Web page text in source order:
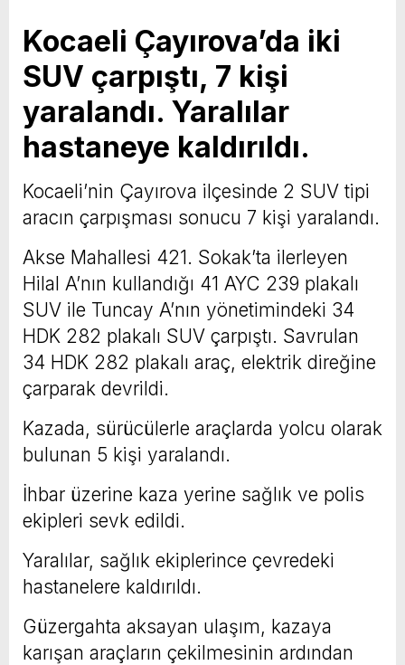
Kocaeli Çayırova’da iki
SUV çarpıştı, 7 kişi
yaralandı. Yaralılar
hastaneye kaldırıldı.
Kocaeli’nin Çayırova ilçesinde 2 SUV tipi
aracın çarpışması sonucu 7 kişi yaralandı.
Akse Mahallesi 421. Sokak’ta ilerleyen
Hilal A’nın kullandığı 41 AYC 239 plakalı
SUV ile Tuncay A’nın yönetimindeki 34
HDK 282 plakalı SUV çarpıştı. Savrulan
34 HDK 282 plakalı araç, elektrik direğine
çarparak devrildi.
Kazada, sürücülerle araçlarda yolcu olarak
bulunan 5 kişi yaralandı.
İhbar üzerine kaza yerine sağlık ve polis
ekipleri sevk edildi.
Yaralılar, sağlık ekiplerince çevredeki
hastanelere kaldırıldı.
Güzergahta aksayan ulaşım, kazaya
karışan araçların çekilmesinin ardından